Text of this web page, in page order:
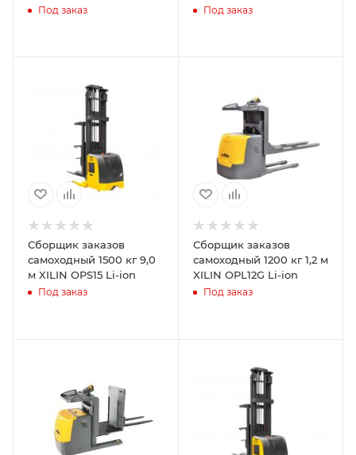
Под заказ
ion (длина вил 1220 мм)
Под заказ
Сборщик заказов
самоходный 1500 кг 9,0
м XILIN OPS15 Li-ion
Под заказ
Сборщик заказов
самоходный 1200 кг 1,2 м
XILIN OPL12G Li-ion
Под заказ